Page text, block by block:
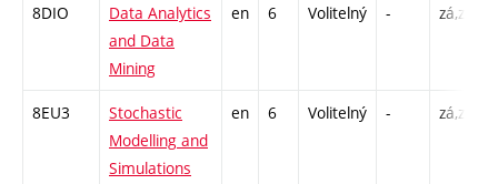
8DIO
Data Analytics
and Data
Mining
en 6 Volitelný - zá,zk
8EU3
Stochastic
Modelling and
Simulations
en 6 Volitelný - zá,zk